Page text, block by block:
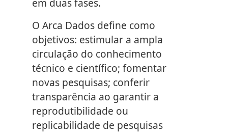
em duas fases.
O Arca Dados define como
objetivos: estimular a ampla
circulação do conhecimento
técnico e científico; fomentar
novas pesquisas; conferir
transparência ao garantir a
reprodutibilidade ou
replicabilidade de pesquisas